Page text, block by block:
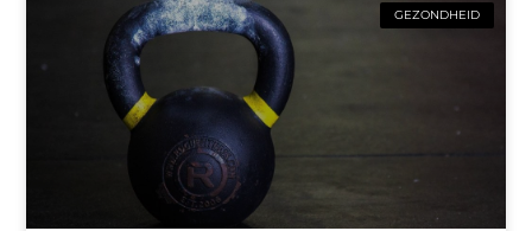
GEZONDHEID